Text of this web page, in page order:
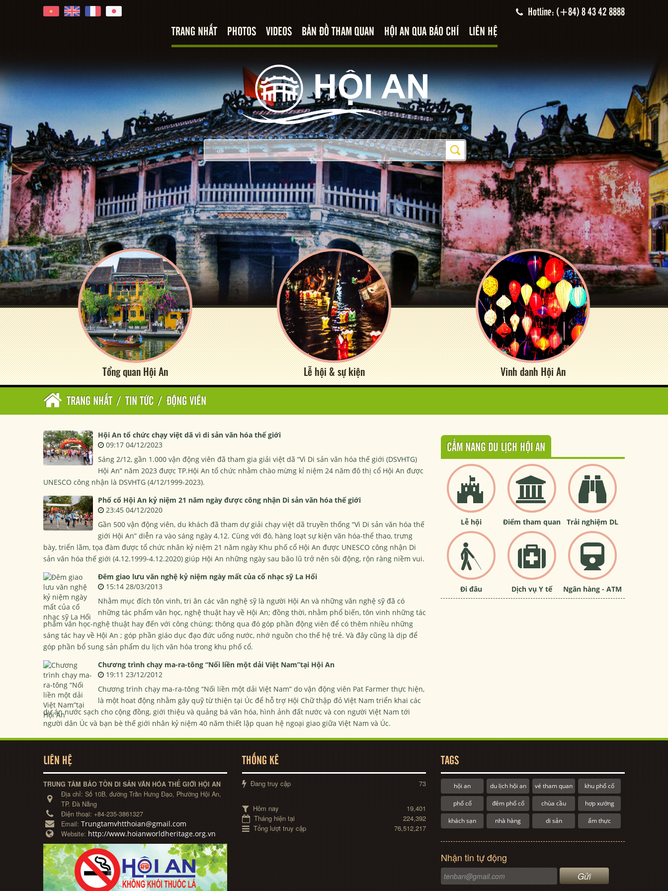
Hotline: (+84) 8 43 42 8888
TRANG NHẤT PHOTOS VIDEOS BẢN ĐỒ THAM QUAN HỘI AN QUA BÁO CHÍ LIÊN HỆ
Tổng quan Hội An Lễ hội & sự kiện Vinh danh Hội An
TRANG NHẤT / TIN TỨC / ĐỘNG VIÊN
Hội An tổ chức chạy việt dã vì di sản văn hóa thế giới
09:17 04/12/2023
Sáng 2/12, gần 1.000 vận động viên đã tham gia giải việt dã “Vì Di sản văn hóa thế giới (DSVHTG)
Hội An” năm 2023 được TP.Hội An tổ chức nhằm chào mừng kỉ niệm 24 năm đô thị cổ Hội An được
UNESCO công nhận là DSVHTG (4/12/1999-2023).
Phố cổ Hội An kỷ niệm 21 năm ngày được công nhận Di sản văn hóa thế giới
23:45 04/12/2020
Gần 500 vận động viên, du khách đã tham dự giải chạy việt dã truyền thống “Vì Di sản văn hóa thế
giới Hội An” diễn ra vào sáng ngày 4.12. Cùng với đó, hàng loạt sự kiện văn hóa-thể thao, trưng
bày, triển lãm, tọa đàm được tổ chức nhân kỷ niệm 21 năm ngày Khu phố cổ Hội An được UNESCO công nhận Di
sản văn hóa thế giới (4.12.1999-4.12.2020) giúp Hội An những ngày sau bão lũ trở nên sôi động, rộn ràng niềm vui.
Đêm giao lưu văn nghệ kỷ niệm ngày mất của cố nhạc sỹ La Hối
15:14 28/03/2013
Nhằm mục đích tôn vinh, tri ân các văn nghệ sỹ là người Hội An và những văn nghệ sỹ đã có
những tác phẩm văn học, nghệ thuật hay về Hội An; đồng thời, nhằm phổ biến, tôn vinh những tác
phẩm văn học-nghệ thuật hay đến với công chúng; thông qua đó góp phần động viên để có thêm nhiều những
sáng tác hay về Hội An ; góp phần giáo dục đạo đức uống nước, nhớ nguồn cho thế hệ trẻ. Và đây cũng là dịp để
góp phần bổ sung sản phẩm du lịch văn hóa trong khu phố cổ.
Chương trình chạy ma-ra-tông “Nối liền một dải Việt Nam”tại Hội An
19:11 23/12/2012
Chương trình chạy ma-ra-tông “Nối liền một dải Việt Nam” do vận động viên Pat Farmer thực hiện,
là một hoat động nhằm gây quỹ từ thiện tại Úc để hỗ trợ Hội Chữ thập đỏ Việt Nam triển khai các
dự án nước sạch cho cộng đồng, giới thiệu và quảng bá văn hóa, hình ảnh đất nước và con người Việt Nam tới
người dân Úc và bạn bè thế giới nhân kỷ niệm 40 năm thiết lập quan hệ ngoại giao giữa Việt Nam và Úc.
CẨM NANG DU LỊCH HỘI AN
Lễ hội Điểm tham quan Trải nghiệm DL
Đi đâu Dịch vụ Y tế Ngân hàng - ATM
LIÊN HỆ
TRUNG TÂM BẢO TỒN DI SẢN VĂN HÓA THẾ GIỚI HỘI AN
Địa chỉ: Số 10B, đường Trần Hưng Đạo, Phường Hội An,
TP. Đà Nẵng
Điện thoại: +84-235-3861327
Email: Trungtamvhtthoian@gmail.com
Website: http://www.hoianworldheritage.org.vn
THỐNG KÊ
Đang truy cập 73
Hôm nay
19,401
Tháng hiện tại
224,392
Tổng lượt truy cập
76,512,217
TAGS
hội an du lịch hội an vé tham quan khu phố cổ
phố cổ đêm phố cổ chùa cầu hợp xướng
khách sạn nhà hàng di sản ẩm thực
Nhận tin tự động